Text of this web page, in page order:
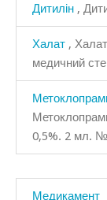
Дитилін ,
Халат , Халат
медичний
0,5%. 2 мл.
Медикамент